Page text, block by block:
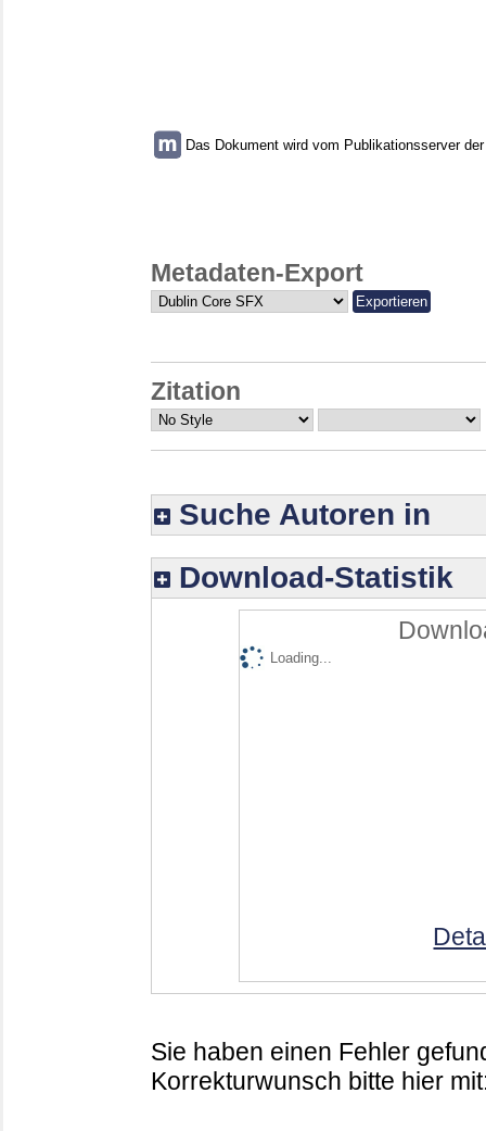
Das Dokument wird vom Publikationsserver
Metadaten-Export
Zitation
Suche Autoren in
Download-Statistik
Loading...
Sie haben einen Fehler
Korrekturwunsch bitte hier